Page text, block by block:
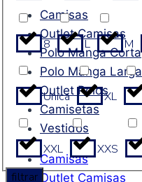
Camisas
Outlet Camisas
Polo Manga Corta
Polo Manga Larga
Outlet Polos
Camisetas
Vestidos
Camisas
Outlet Camisas
8 L M
Unica XL
XXL XXS
filtrar